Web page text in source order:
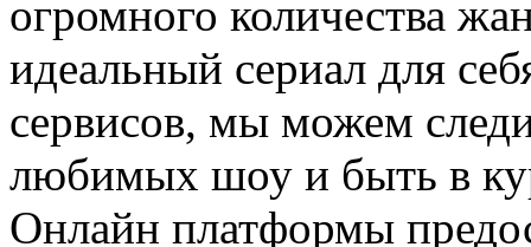
огромного количества
идеальный сериал для
сервисов, мы можем
любимых шоу и быть в
Онлайн платформы